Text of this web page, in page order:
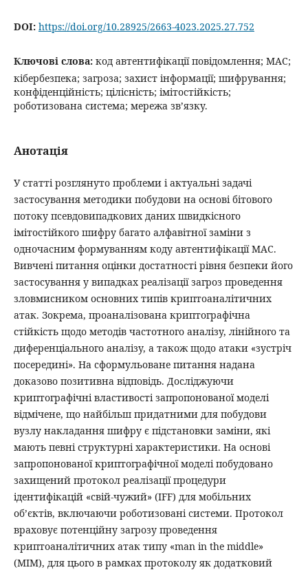
DOI: https://doi.org/10.28925/2663-4023.2025.27.752
Ключові слова: код автентифікації повідомлення; MAC;
кібербезпека; загроза; захист інформації; шифрування;
конфіденційність; цілісність; імітостійкість;
роботизована система; мережа зв’язку.
Анотація
У статті розглянуто проблеми і актуальні задачі
застосування методики побудови на основі бітового
потоку псевдовипадкових даних швидкісного
імітостійкого шифру багато алфавітної заміни з
одночасним формуванням коду автентифікації MAC.
Вивчені питання оцінки достатності рівня безпеки його
застосування у випадках реалізації загроз проведення
зловмисником основних типів криптоаналітичних
атак. Зокрема, проаналізована криптографічна
стійкість щодо методів частотного аналізу, лінійного та
диференціального аналізу, а також щодо атаки «зустріч
посередині». На сформульоване питання надана
доказово позитивна відповідь. Досліджуючи
криптографічні властивості запропонованої моделі
відмічене, що найбільш придатними для побудови
вузлу накладання шифру є підстановки заміни, які
мають певні структурні характеристики. На основі
запропонованої криптографічної моделі побудовано
захищений протокол реалізації процедури
ідентифікацій «свій-чужий» (IFF) для мобільних
об’єктів, включаючи роботизовані системи. Протокол
враховує потенційну загрозу проведення
криптоаналітичних атак типу «man in the middle»
(MIM), для цього в рамках протоколу як додатковий